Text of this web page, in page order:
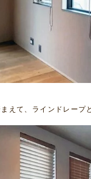
えて、ラインドレー